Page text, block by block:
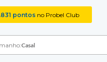
pontos no Probel Club
Casal